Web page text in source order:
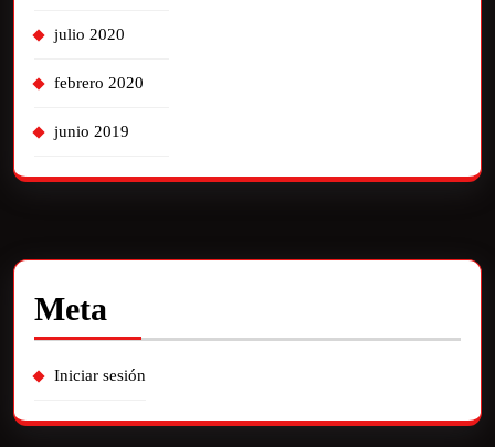
julio 2020
febrero 2020
junio 2019
Meta
Iniciar sesión